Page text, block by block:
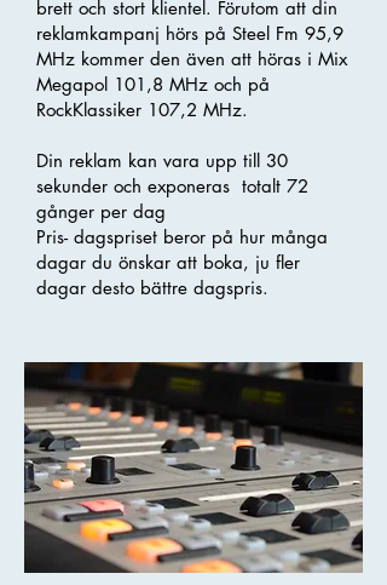
brett och stort klientel. Förutom att din
reklamkampanj hörs på Steel Fm 95,9
MHz kommer den även att höras i Mix
Megapol 101,8 MHz och på
RockKlassiker 107,2 MHz.
Din reklam kan vara upp till 30
sekunder och exponeras totalt 72
gånger per dag
Pris- dagspriset beror på hur många
dagar du önskar att boka, ju fler
dagar desto bättre dagspris.